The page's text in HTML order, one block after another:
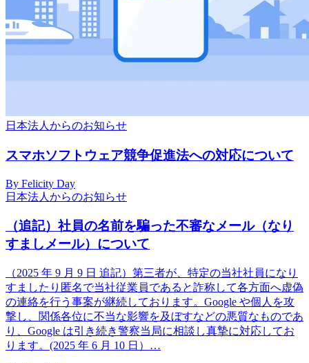
日本法人からのお知らせ
スマホソフトウェア競争促進法への対応について
By Felicity Day
日本法人からのお知らせ
（追記）社員の名前を騙った不審なメール（なり
すましメール）について
（2025 年 9 月 9 日 追記）第三者が、特定の当社社員になり
すましたり匿名で当社従業員であると詐称して各方面へ虚偽
の連絡を行う事案が継続しております。Google や個人を攻
撃し、関係各位に不当な影響を及ぼすなどの悪質なものであ
り、Google は引き続き警察当局に相談し真摯に対応してお
ります。(2025 年 6 月 10 日）…